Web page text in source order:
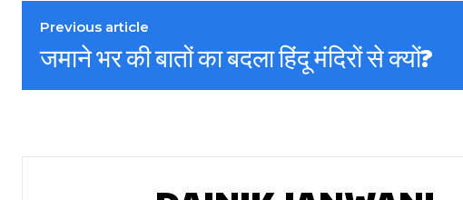
Previous article
जमाने भर की बातों का बदला हिंदू मंदिरों से क्यों?